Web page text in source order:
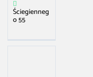
Ściegienneg
o 55